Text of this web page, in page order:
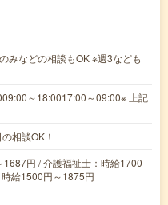
みなどの相談もOK ※週3なども
～18:0017:00～09:00※ 上記
相談OK！
円 / 介護福祉士：時給1700
給1500円～1875円